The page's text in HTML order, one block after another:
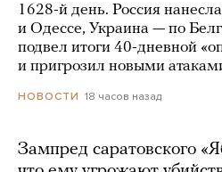
1628-й день. Россия
и Одессе, Украина — по
подвел итоги 40-дневной
и пригрозил новыми
НОВОСТИ 18 часов назад
Зампред саратовского